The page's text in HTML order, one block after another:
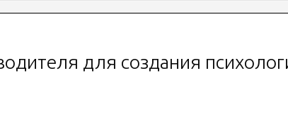
для создания